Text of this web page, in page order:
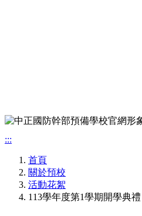
:::
首頁
關於預校
活動花絮
113學年度第1學期開學典禮